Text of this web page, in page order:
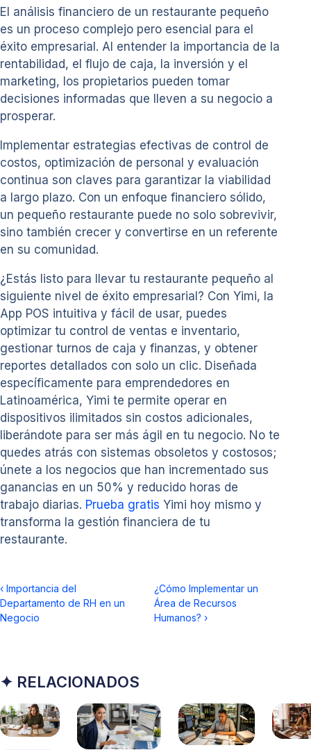
El análisis financiero de un restaurante pequeño
es un proceso complejo pero esencial para el
éxito empresarial. Al entender la importancia de la
rentabilidad, el flujo de caja, la inversión y el
marketing, los propietarios pueden tomar
decisiones informadas que lleven a su negocio a
prosperar.
Implementar estrategias efectivas de control de
costos, optimización de personal y evaluación
continua son claves para garantizar la viabilidad
a largo plazo. Con un enfoque financiero sólido,
un pequeño restaurante puede no solo sobrevivir,
sino también crecer y convertirse en un referente
en su comunidad.
¿Estás listo para llevar tu restaurante pequeño al
siguiente nivel de éxito empresarial? Con Yimi, la
App POS intuitiva y fácil de usar, puedes
optimizar tu control de ventas e inventario,
gestionar turnos de caja y finanzas, y obtener
reportes detallados con solo un clic. Diseñada
específicamente para emprendedores en
Latinoamérica, Yimi te permite operar en
dispositivos ilimitados sin costos adicionales,
liberándote para ser más ágil en tu negocio. No te
quedes atrás con sistemas obsoletos y costosos;
únete a los negocios que han incrementado sus
ganancias en un 50% y reducido horas de
trabajo diarias. Prueba gratis Yimi hoy mismo y
transforma la gestión financiera de tu
restaurante.
‹ Importancia del
Departamento de RH en un
Negocio
¿Cómo Implementar un
Área de Recursos
Humanos? ›
✦ RELACIONADOS